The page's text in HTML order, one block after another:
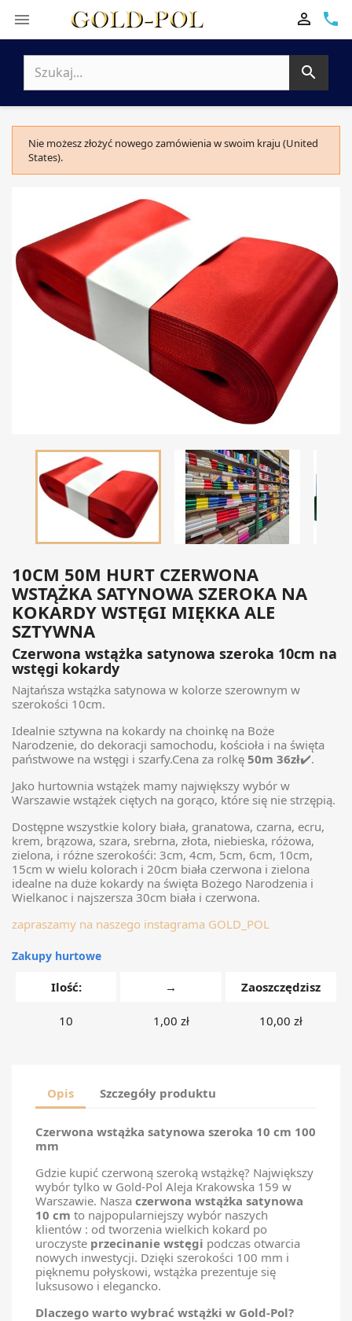
 phone


Nie możesz złożyć nowego zamówienia w swoim kraju (United
States).
10CM 50M HURT CZERWONA
WSTĄŻKA SATYNOWA SZEROKA NA
KOKARDY WSTĘGI MIĘKKA ALE
SZTYWNA
Czerwona wstążka satynowa szeroka 10cm na
wstęgi kokardy
Najtańsza wstążka satynowa w kolorze szerownym w
szerokości 10cm.
Idealnie sztywna na kokardy na choinkę na Boże
Narodzenie, do dekoracji samochodu, kościoła i na święta
państwowe na wstęgi i szarfy.Cena za rolkę 50m 36zł✔️.
Jako hurtownia wstążek mamy największy wybór w
Warszawie wstążek ciętych na gorąco, które się nie strzępią.
Dostępne wszystkie kolory biała, granatowa, czarna, ecru,
krem, brązowa, szara, srebrna, złota, niebieska, różowa,
zielona, i różne szerokośći: 3cm, 4cm, 5cm, 6cm, 10cm,
15cm w wielu kolorach i 20cm biała czerwona i zielona
idealne na duże kokardy na święta Bożego Narodzenia i
Wielkanoc i najszersza 30cm biała i czerwona.
zapraszamy na naszego instagrama GOLD_POL
Zakupy hurtowe
Ilość: → Zaoszczędzisz
10 1,00 zł 10,00 zł
Opis Szczegóły produktu
Czerwona wstążka satynowa szeroka 10 cm 100
mm
Gdzie kupić czerwoną szeroką wstążkę? Największy
wybór tylko w Gold-Pol Aleja Krakowska 159 w
Warszawie. Nasza czerwona wstążka satynowa
10 cm to najpopularniejszy wybór naszych
klientów : od tworzenia wielkich kokard po
uroczyste przecinanie wstęgi podczas otwarcia
nowych inwestycji. Dzięki szerokości 100 mm i
pięknemu połyskowi, wstążka prezentuje się
luksusowo i elegancko.
Dlaczego warto wybrać wstążki w Gold-Pol?